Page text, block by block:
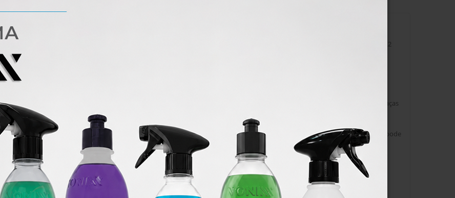
os entusiastas automotivos mais exigentes, assegurando 100% de satisfação com o efeito final. O revestimento cerâmico K2
baseado em nanotecnologia e especificamente desenhado para garantir o melhor resultado.
contra o aparecimento de defeitos por redução do brilho, especialmente arranhões circulares expostos à luz do sol. Graças
Além disso, devido às suas excelentes propriedades de repulsão de sujidade e auto-limpeza, a necessidade de lavar o
o revestimento cerâmico não pode ser removido com agentes químicos, por isso é a forma mais estável conhecida para
é com polimento por máquina. Este revestimento também protege contra os graffiti, já que a tinta não adere à superfície e pode
pintura, mas também em borracha, plástico, metal e vidro. Pode ser altamente recomendado para vários automóveis, iates,